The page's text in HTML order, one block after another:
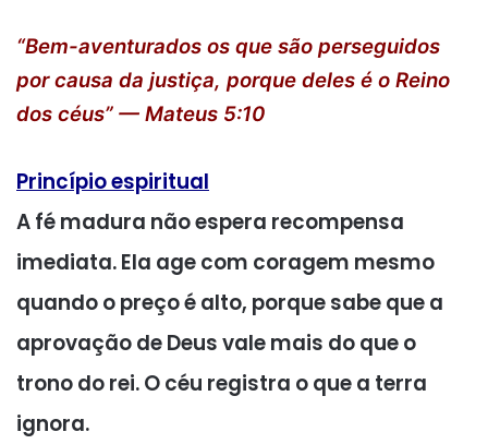
“Bem-aventurados os que são perseguidos
por causa da justiça, porque deles é o Reino
dos céus” — Mateus 5:10
Princípio espiritual
A fé madura não espera recompensa
imediata. Ela age com coragem mesmo
quando o preço é alto, porque sabe que a
aprovação de Deus vale mais do que o
trono do rei. O céu registra o que a terra
ignora.